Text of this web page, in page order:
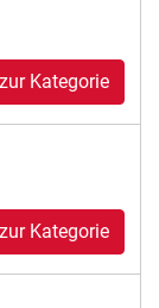
zur Kategorie
zur Kategorie